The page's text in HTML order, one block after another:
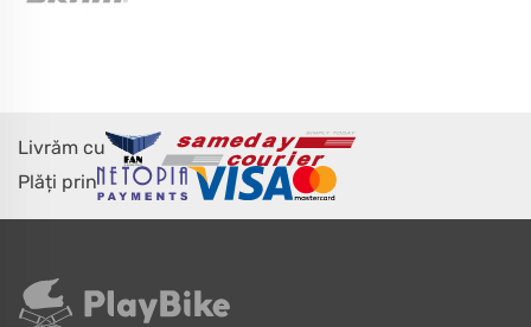
Livrăm cu
Plăți prin